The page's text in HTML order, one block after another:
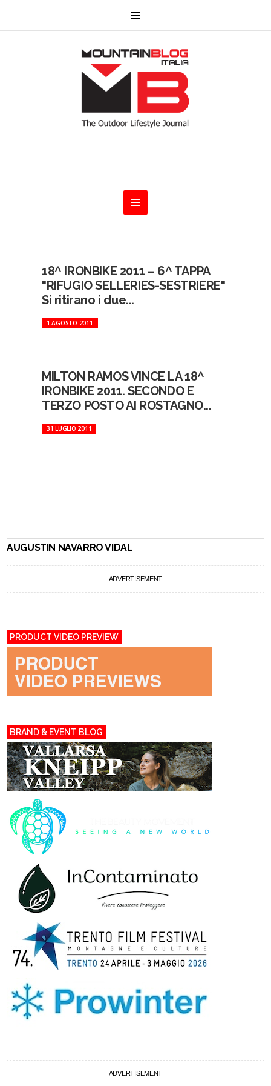
18^ IRONBIKE 2011 – 6^ TAPPA
"RIFUGIO SELLERIES-SESTRIERE"
Si ritirano i due...
1 AGOSTO 2011
MILTON RAMOS VINCE LA 18^
IRONBIKE 2011. SECONDO E
TERZO POSTO AI ROSTAGNO...
31 LUGLIO 2011
AUGUSTIN NAVARRO VIDAL
ADVERTISEMENT
PRODUCT VIDEO PREVIEW
BRAND & EVENT BLOG
ADVERTISEMENT